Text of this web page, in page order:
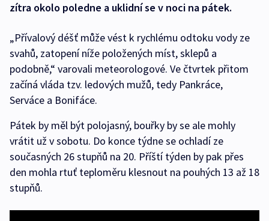
zítra okolo poledne a uklidní se v noci na pátek.
„Přívalový déšť může vést k rychlému odtoku vody ze
svahů, zatopení níže položených míst, sklepů a
podobně,“ varovali meteorologové. Ve čtvrtek přitom
začíná vláda tzv. ledových mužů, tedy Pankráce,
Serváce a Bonifáce.
Pátek by měl být polojasný, bouřky by se ale mohly
vrátit už v sobotu. Do konce týdne se ochladí ze
současných 26 stupňů na 20. Příští týden by pak přes
den mohla rtuť teploměru klesnout na pouhých 13 až 18
stupňů.